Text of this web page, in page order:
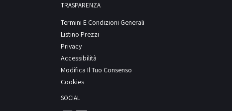
TRASPARENZA
Termini E Condizioni Generali
Listino Prezzi
Privacy
Accessibilità
Modifica Il Tuo Consenso
Cookies
SOCIAL